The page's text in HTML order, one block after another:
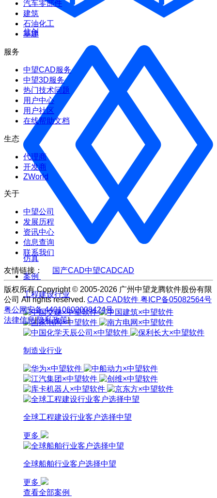
信创
仿真
案例
工程建设行业
制造业行业
全球工程建设行业客户选择中望
更多
全球船舶行业客户选择中望
更多
查看全部案例
汽车零部件
建筑
石油化工
基建
服务
中望CAD服务
中望3D服务
热门技术问题
用户中心
用户社区
在线帮助文档
生态
代理商
开发商
ZWorld
关于
中望公司
发展历程
资讯中心
信息查询
联系我们
友情链接： 国产CAD中望CADCAD
版权所有 Copyright © 2005-2026 广州中望龙腾软件股份有限
公司 All rights reserved. CAD CAD软件 粤ICP备05082564号
粤公网安备 44010602008424号
法律信息|隐私政策|